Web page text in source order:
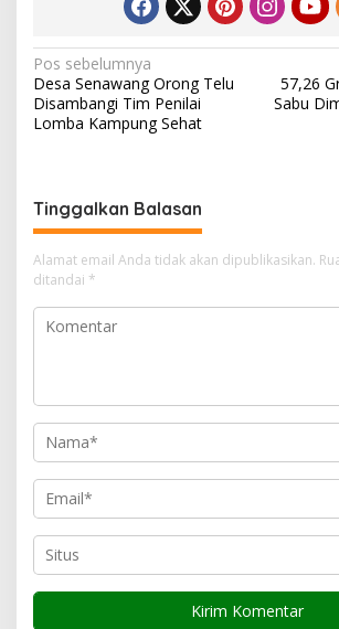
N
a
v
g
a
s
i
p
Pos sebelumnya
Desa Senawang Orong Telu
Disambangi Tim Penilai
Lomba Kampung Sehat
57,26
Sabu
Tinggalkan Balasan
Alamat email Anda tidak akan dipublikasikan.
ditandai *